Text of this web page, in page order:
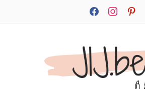
facebookinstagrampinterest